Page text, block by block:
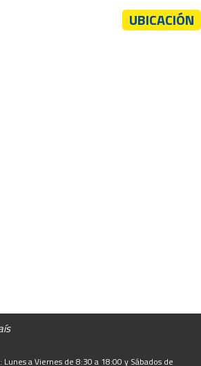
UBICACIÓN
a Viernes de 8:30 a 18:00 y Sábados de